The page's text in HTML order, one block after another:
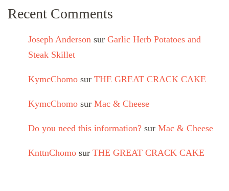
Recent Comments
Joseph Anderson sur Garlic Herb Potatoes and
Steak Skillet
KymcChomo sur THE GREAT CRACK CAKE
KymcChomo sur Mac & Cheese
Do you need this information? sur Mac & Cheese
KnttnChomo sur THE GREAT CRACK CAKE